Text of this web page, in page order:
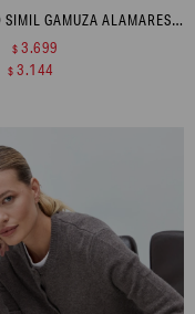
ABRIGO SIMIL GAMUZA ALAMARES - TOSTADO
$ 3.699
$ 3.144